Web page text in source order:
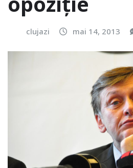
clujazi mai 14, 2013